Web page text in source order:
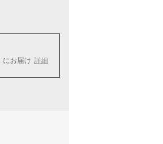
にお届け 詳細